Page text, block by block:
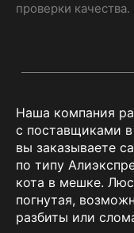
проверки качества.
Наша компания
с поставщиками
вы заказываете
по типу
кота в мешке.
погнутая,
разбиты или